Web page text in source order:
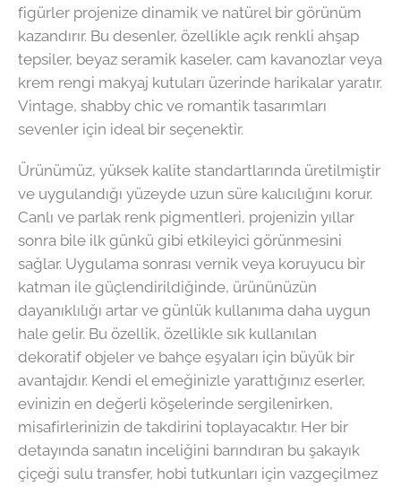
figürler projenize dinamik ve natürel bir görünüm
kazandırır. Bu desenler, özellikle açık renkli ahşap
tepsiler, beyaz seramik kaseler, cam kavanozlar veya
krem rengi makyaj kutuları üzerinde harikalar yaratır.
Vintage, shabby chic ve romantik tasarımları
sevenler için ideal bir seçenektir.
Ürünümüz, yüksek kalite standartlarında üretilmiştir
ve uygulandığı yüzeyde uzun süre kalıcılığını korur.
Canlı ve parlak renk pigmentleri, projenizin yıllar
sonra bile ilk günkü gibi etkileyici görünmesini
sağlar. Uygulama sonrası vernik veya koruyucu bir
katman ile güçlendirildiğinde, ürününüzün
dayanıklılığı artar ve günlük kullanıma daha uygun
hale gelir. Bu özellik, özellikle sık kullanılan
dekoratif objeler ve bahçe eşyaları için büyük bir
avantajdır. Kendi el emeğinizle yarattığınız eserler,
evinizin en değerli köşelerinde sergilenirken,
misafirlerinizin de takdirini toplayacaktır. Her bir
detayında sanatın inceliğini barındıran bu şakayık
çiçeği sulu transfer, hobi tutkunları için vazgeçilmez